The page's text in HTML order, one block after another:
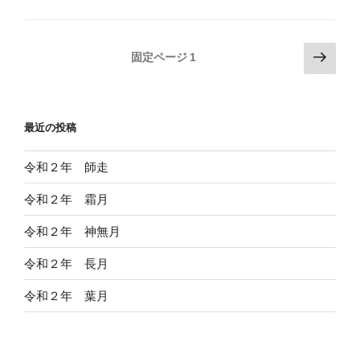
ペ
ジ
送
り
固定ページ 1
次
の
最近の投稿
令和２年 師走
令和２年 霜月
令和２年 神無月
令和２年 長月
令和２年 葉月